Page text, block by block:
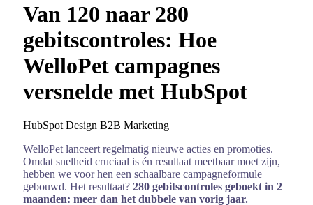
Van 120 naar 280
gebitscontroles: Hoe
WelloPet campagnes
versnelde met HubSpot
HubSpot Design B2B Marketing
WelloPet lanceert regelmatig nieuwe acties en promoties.
Omdat snelheid cruciaal is én resultaat meetbaar moet zijn,
hebben we voor hen een schaalbare campagneformule
gebouwd. Het resultaat? 280 gebitscontroles geboekt in 2
maanden: meer dan het dubbele van vorig jaar.